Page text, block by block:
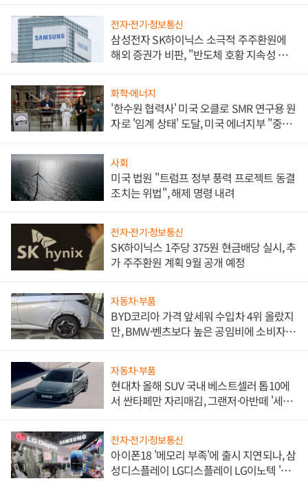
전자·전기·정보통신
삼성전자 SK하이닉스 소극적 주주환원에
해외 증권가 비판, "반도체 호황 지속성 의
화학·에너지
'한수원 협력사' 미국 오클로 SMR 연구용 원
자로 '임계 상태' 도달, 미국 에너지부 "중요
사회
미국 법원 "트럼프 정부 풍력 프로젝트 동결
조치는 위법", 해제 명령 내려
전자·전기·정보통신
SK하이닉스 1주당 375원 현금배당 실시, 추
가 주주환원 계획 9월 공개 예정
자동차·부품
BYD코리아 가격 앞세워 수입차 4위 올랐지
만, BMW·벤츠보다 높은 공임비에 소비자
자동차·부품
현대차 올해 SUV 국내 베스트셀러 톱10에
서 싼타페만 자리매김, 그랜저·아반떼 '세단
전자·전기·정보통신
아이폰18 '메모리 부족'에 출시 지연되나, 삼
성디스플레이 LG디스플레이 LG이노텍 '탈